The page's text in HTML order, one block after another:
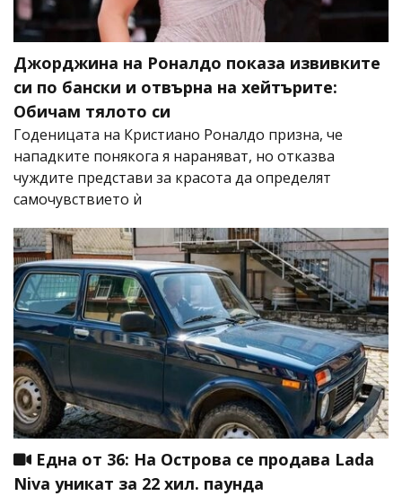
Джорджина на Роналдо показа извивките
си по бански и отвърна на хейтърите:
Обичам тялото си
Годеницата на Кристиано Роналдо призна, че
нападките понякога я нараняват, но отказва
чуждите представи за красота да определят
самочувствието ѝ
Една от 36: На Острова се продава Lada
Niva уникат за 22 хил. паунда